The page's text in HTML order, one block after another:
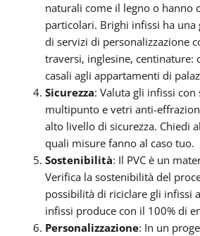
naturali come il legno o hanno
particolari. Brighi infissi ha una
di servizi di personalizzazione
traversi, inglesine, centinature:
casali agli appartamenti di
Sicurezza: Valuta gli infissi
multipunto e vetri anti-
alto livello di sicurezza. Chiedi
quali misure fanno al caso tuo.
Sostenibilità: Il PVC è un
Verifica la sostenibilità del
possibilità di riciclare gli infissi
infissi produce con il 100% di
Personalizzazione: In un